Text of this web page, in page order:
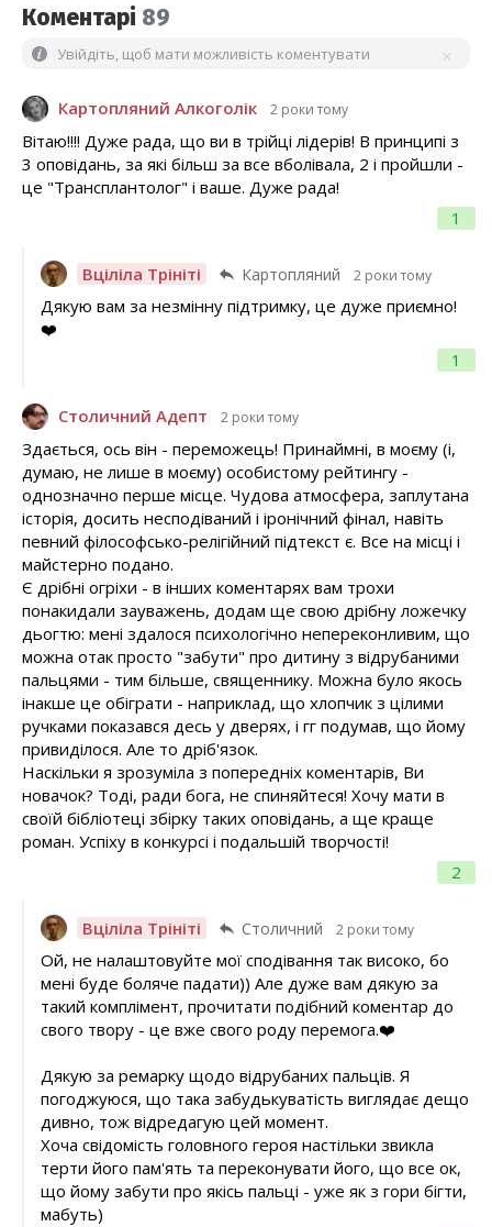
Коментарі 89
Увійдіть, щоб мати можливість коментувати
Картопляний Алкоголік 2 роки тому
1
Вітаю!!!! Дуже рада, що ви в трійці лідерів! В принципі з
3 оповідань, за які більш за все вболівала, 2 і пройшли -
це "Трансплантолог" і ваше. Дуже рада!
Вціліла Трініті Картопляний 2 роки тому
1
Дякую вам за незмінну підтримку, це дуже приємно!
❤️
Столичний Адепт 2 роки тому
2
Здається, ось він - переможець! Принаймні, в моєму (і,
думаю, не лише в моєму) особистому рейтингу -
однозначно перше місце. Чудова атмосфера, заплутана
історія, досить несподіваний і іронічний фінал, навіть
певний філософсько-релігійний підтекст є. Все на місці і
майстерно подано.
Є дрібні огріхи - в інших коментарях вам трохи
понакидали зауважень, додам ще свою дрібну ложечку
дьогтю: мені здалося психологічно непереконливим, що
можна отак просто "забути" про дитину з відрубаними
пальцями - тим більше, священнику. Можна було якось
інакше це обіграти - наприклад, що хлопчик з цілими
ручками показався десь у дверях, і гг подумав, що йому
привиділося. Але то дріб'язок.
Наскільки я зрозуміла з попередніх коментарів, Ви
новачок? Тоді, ради бога, не спиняйтеся! Хочу мати в
своїй бібліотеці збірку таких оповідань, а ще краще
роман. Успіху в конкурсі і подальшій творчості!
Вціліла Трініті Столичний 2 роки тому
Ой, не налаштовуйте мої сподівання так високо, бо
мені буде боляче падати)) Але дуже вам дякую за
такий комплімент, прочитати подібний коментар до
свого твору - це вже свого роду перемога.❤️
Дякую за ремарку щодо відрубаних пальців. Я
погоджуюся, що така забудькуватість виглядає дещо
дивно, тож відредагую цей момент.
Хоча свідомість головного героя настільки звикла
терти його пам'ять та переконувати його, що все ок,
що йому забути про якісь пальці - уже як з гори бігти,
мабуть)